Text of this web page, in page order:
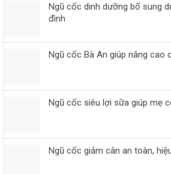
Ngũ cốc dinh dưỡng bổ sung
đình
Ngũ cốc Bà An giúp nâng cao
Ngũ cốc siêu lợi sữa giúp mẹ
Ngũ cốc giảm cân an toàn,